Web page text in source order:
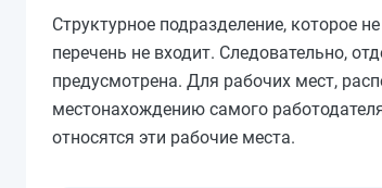
Структурное подразделение, которое
перечень не входит. Следовательно,
предусмотрена. Для рабочих мест,
местонахождению самого
относятся эти рабочие места.